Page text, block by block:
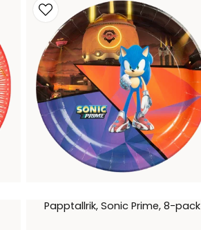
Papptallrik, Sonic Prime, 8-pack